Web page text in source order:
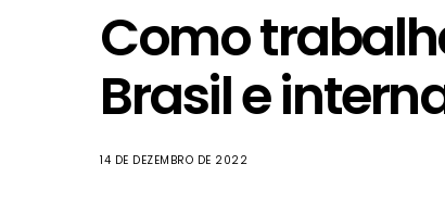
Como
Brasil e
14 DE DEZEMBRO DE 2022